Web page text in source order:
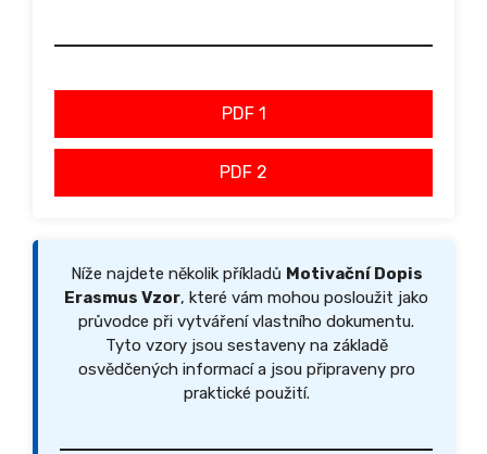
PDF 1
PDF 2
Níže najdete několik příkladů Motivační Dopis
Erasmus Vzor, které vám mohou posloužit jako
průvodce při vytváření vlastního dokumentu.
Tyto vzory jsou sestaveny na základě
osvědčených informací a jsou připraveny pro
praktické použití.